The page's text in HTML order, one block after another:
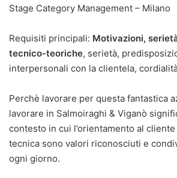
Stage Category Management – Milano
Requisiti principali: Motivazioni,
tecnico-teoriche, serietà,
interpersonali con la clientela,
Perchè lavorare per questa fantastica
lavorare in Salmoiraghi & Viganò
contesto in cui l’orientamento al
tecnica sono valori riconosciuti e
ogni giorno.